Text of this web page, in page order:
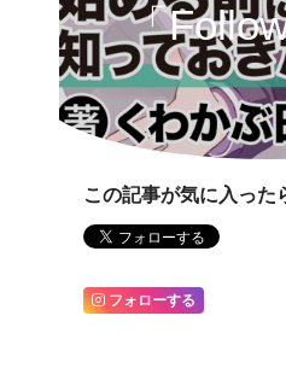
「
この記事が気に入った
フォローする